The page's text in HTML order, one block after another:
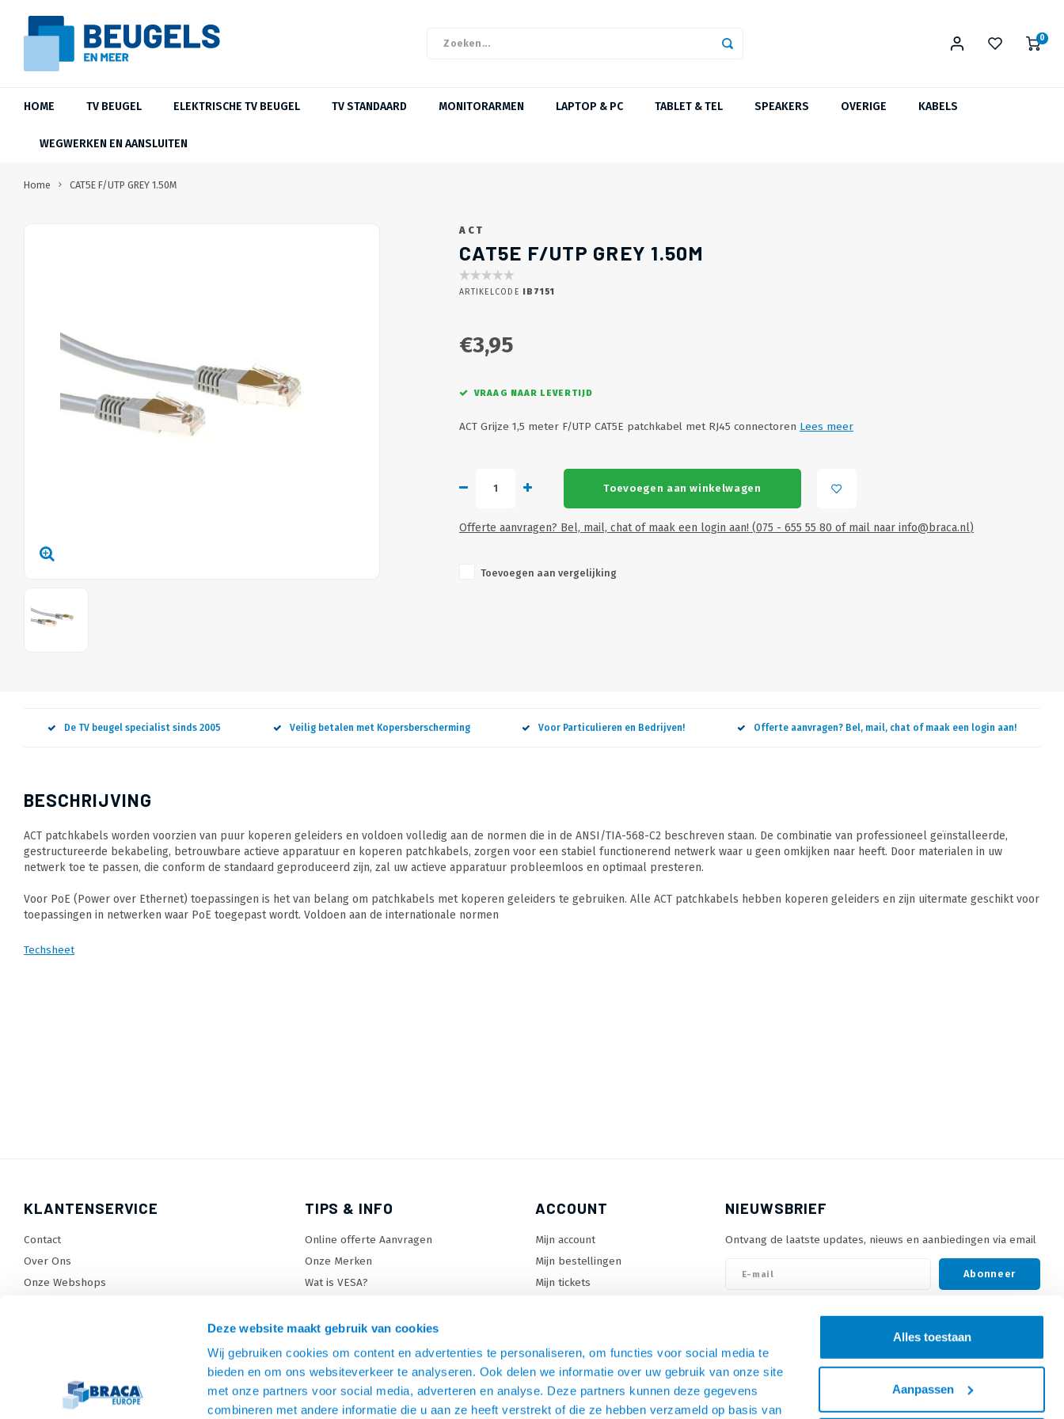
Deze website maakt gebruik van cookies
Wij gebruiken cookies om content en advertenties te personaliseren, om functies voor social media te
bieden en om ons websiteverkeer te analyseren. Ook delen we informatie over uw gebruik van onze site
met onze partners voor social media, adverteren en analyse. Deze partners kunnen deze gegevens
combineren met andere informatie die u aan ze heeft verstrekt of die ze hebben verzameld op basis van
Alles toestaan
Aanpassen
0
HOME TV BEUGEL ELEKTRISCHE TV BEUGEL TV STANDAARD MONITORARMEN LAPTOP & PC TABLET & TEL SPEAKERS OVERIGE KABELS
WEGWERKEN EN AANSLUITEN
Home CAT5E F/UTP GREY 1.50M
ACT
CAT5E F/UTP GREY 1.50M
ARTIKELCODE IB7151
€3,95
VRAAG NAAR LEVERTIJD
ACT Grijze 1,5 meter F/UTP CAT5E patchkabel met RJ45 connectoren Lees meer
Toevoegen aan winkelwagen
Offerte aanvragen? Bel, mail, chat of maak een login aan! (075 - 655 55 80 of mail naar info@braca.nl)
Toevoegen aan vergelijking
De TV beugel specialist sinds 2005 Veilig betalen met Kopersberscherming Voor Particulieren en Bedrijven! Offerte aanvragen? Bel, mail, chat of maak een login aan!
BESCHRIJVING
ACT patchkabels worden voorzien van puur koperen geleiders en voldoen volledig aan de normen die in de ANSI/TIA-568-C2 beschreven staan. De combinatie van professioneel geïnstalleerde,
gestructureerde bekabeling, betrouwbare actieve apparatuur en koperen patchkabels, zorgen voor een stabiel functionerend netwerk waar u geen omkijken naar heeft. Door materialen in uw
netwerk toe te passen, die conform de standaard geproduceerd zijn, zal uw actieve apparatuur probleemloos en optimaal presteren.
Voor PoE (Power over Ethernet) toepassingen is het van belang om patchkabels met koperen geleiders te gebruiken. Alle ACT patchkabels hebben koperen geleiders en zijn uitermate geschikt voor
toepassingen in netwerken waar PoE toegepast wordt. Voldoen aan de internationale normen
Techsheet
KLANTENSERVICE
Contact
Over Ons
Onze Webshops
Betaalmethoden en voorwaarden
Privacy policy
TIPS & INFO
Online offerte Aanvragen
Onze Merken
Wat is VESA?
TV standaard keuzehulp
TV lift keuzehulp
Monitorarm keuzehulp
SiteMap
ACCOUNT
Mijn account
Mijn bestellingen
Mijn tickets
NIEUWSBRIEF
Ontvang de laatste updates, nieuws en aanbiedingen via email
Abonneer